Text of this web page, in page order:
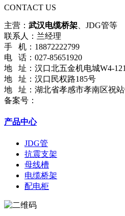
CONTACT US
主营： 武汉电缆桥架 、JDG管等
联系人：兰经理
手 机：18872222799
电 话：027-85651920
地 址：汉口北五金机电城W4-
地 址：汉口民权路185号
地 址：湖北省孝感市孝南区祝
备案号：
产品中心
JDG管
抗震支架
母线槽
电缆桥架
配电柜